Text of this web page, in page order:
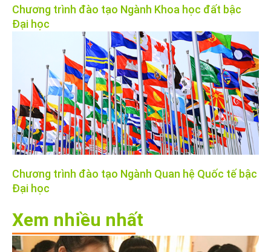
Chương trình đào tạo Ngành Khoa học đất bậc
Đại học
Chương trình đào tạo Ngành Quan hệ Quốc tế bậc
Đại học
Xem nhiều nhất